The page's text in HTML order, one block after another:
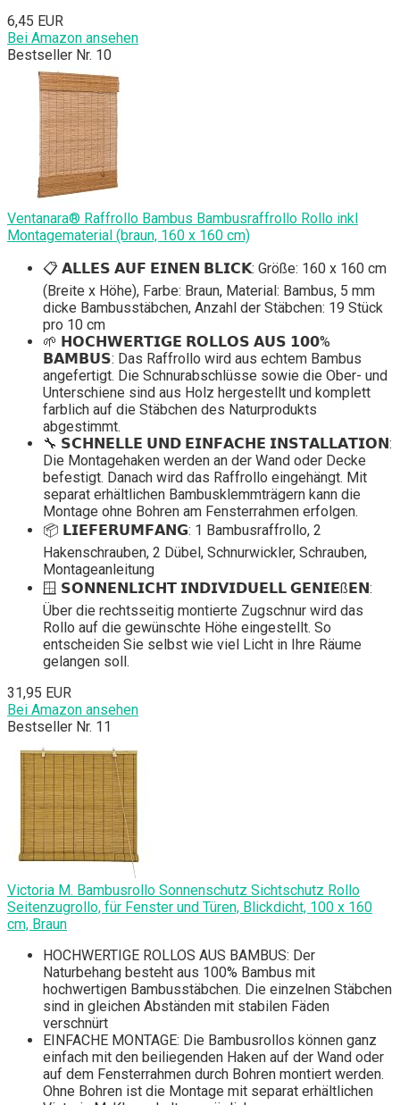
6,45 EUR
Bei Amazon ansehen
Bestseller Nr. 10
Ventanara® Raffrollo Bambus Bambusraffrollo Rollo inkl
Montagematerial (braun, 160 x 160 cm)
📋 𝗔𝗟𝗟𝗘𝗦 𝗔𝗨𝗙 𝗘𝗜𝗡𝗘𝗡 𝗕𝗟𝗜𝗖𝗞: Größe: 160 x 160 cm
(Breite x Höhe), Farbe: Braun, Material: Bambus, 5 mm
dicke Bambusstäbchen, Anzahl der Stäbchen: 19 Stück
pro 10 cm
🌱 𝗛𝗢𝗖𝗛𝗪𝗘𝗥𝗧𝗜𝗚𝗘 𝗥𝗢𝗟𝗟𝗢𝗦 𝗔𝗨𝗦 𝟭𝟬𝟬%
𝗕𝗔𝗠𝗕𝗨𝗦: Das Raffrollo wird aus echtem Bambus
angefertigt. Die Schnurabschlüsse sowie die Ober- und
Unterschiene sind aus Holz hergestellt und komplett
farblich auf die Stäbchen des Naturprodukts
abgestimmt.
🔧 𝗦𝗖𝗛𝗡𝗘𝗟𝗟𝗘 𝗨𝗡𝗗 𝗘𝗜𝗡𝗙𝗔𝗖𝗛𝗘 𝗜𝗡𝗦𝗧𝗔𝗟𝗟𝗔𝗧𝗜𝗢𝗡:
Die Montagehaken werden an der Wand oder Decke
befestigt. Danach wird das Raffrollo eingehängt. Mit
separat erhältlichen Bambusklemmträgern kann die
Montage ohne Bohren am Fensterrahmen erfolgen.
📦 𝗟𝗜𝗘𝗙𝗘𝗥𝗨𝗠𝗙𝗔𝗡𝗚: 1 Bambusraffrollo, 2
Hakenschrauben, 2 Dübel, Schnurwickler, Schrauben,
Montageanleitung
🪟 𝗦𝗢𝗡𝗡𝗘𝗡𝗟𝗜𝗖𝗛𝗧 𝗜𝗡𝗗𝗜𝗩𝗜𝗗𝗨𝗘𝗟𝗟 𝗚𝗘𝗡𝗜𝗘ß𝗘𝗡:
Über die rechtsseitig montierte Zugschnur wird das
Rollo auf die gewünschte Höhe eingestellt. So
entscheiden Sie selbst wie viel Licht in Ihre Räume
gelangen soll.
31,95 EUR
Bei Amazon ansehen
Bestseller Nr. 11
Victoria M. Bambusrollo Sonnenschutz Sichtschutz Rollo
Seitenzugrollo, für Fenster und Türen, Blickdicht, 100 x 160
cm, Braun
HOCHWERTIGE ROLLOS AUS BAMBUS: Der
Naturbehang besteht aus 100% Bambus mit
hochwertigen Bambusstäbchen. Die einzelnen Stäbchen
sind in gleichen Abständen mit stabilen Fäden
verschnürt
EINFACHE MONTAGE: Die Bambusrollos können ganz
einfach mit den beiliegenden Haken auf der Wand oder
auf dem Fensterrahmen durch Bohren montiert werden.
Ohne Bohren ist die Montage mit separat erhältlichen